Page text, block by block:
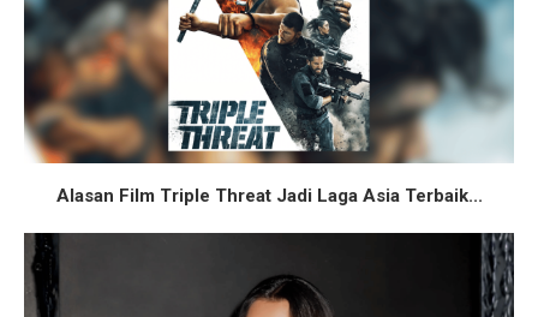
Alasan Film Triple Threat Jadi Laga Asia Terbaik...